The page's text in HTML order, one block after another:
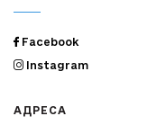
Facebook
Instagram
АДРЕСА